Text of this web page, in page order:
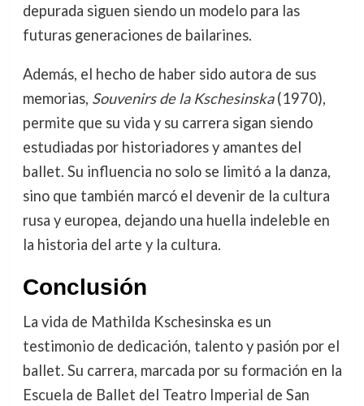
depurada siguen siendo un modelo para las
futuras generaciones de bailarines.
Además, el hecho de haber sido autora de sus
memorias, Souvenirs de la Kschesinska(1970),
permite que su vida y su carrera sigan siendo
estudiadas por historiadores y amantes del
ballet. Su influencia no solo se limitó a la danza,
sino que también marcó el devenir de la cultura
rusa y europea, dejando una huella indeleble en
la historia del arte y la cultura.
Conclusión
La vida de Mathilda Kschesinska es un
testimonio de dedicación, talento y pasión por el
ballet. Su carrera, marcada por su formación en la
Escuela de Ballet del Teatro Imperial de San